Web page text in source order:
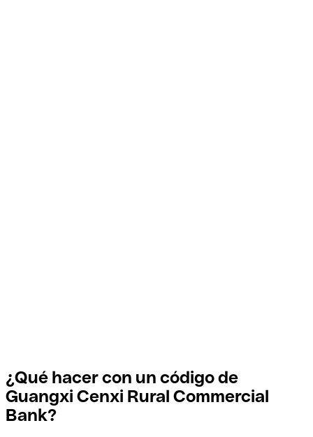
¿Qué hacer con un código de
Guangxi Cenxi Rural Commercial
Bank?